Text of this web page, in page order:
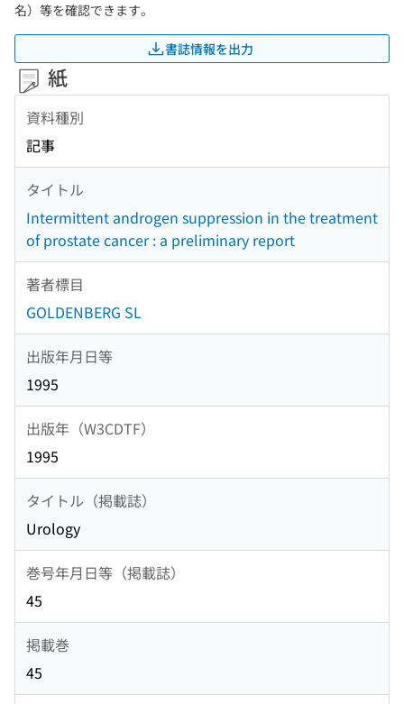
名）等を確認できます。
書誌情報を出力
紙
資料種別
記事
タイトル
Intermittent androgen suppression in the treatment
of prostate cancer : a preliminary report
著者標目
GOLDENBERG SL
出版年月日等
1995
出版年（W3CDTF）
1995
タイトル（掲載誌）
Urology
巻号年月日等（掲載誌）
45
掲載巻
45